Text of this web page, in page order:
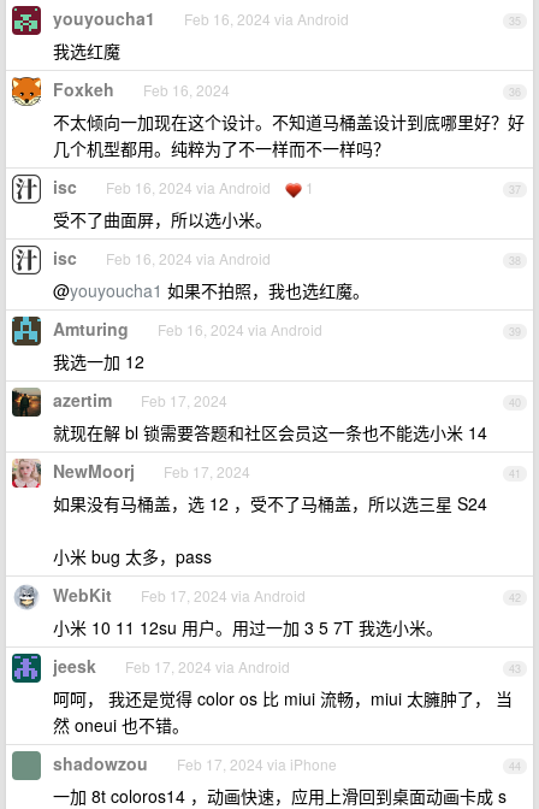
35
youyoucha1 Feb 16, 2024 via Android
我选红魔
36
Foxkeh Feb 16, 2024
不太倾向一加现在这个设计。不知道马桶盖设计到底哪里好？好
几个机型都用。纯粹为了不一样而不一样吗？
37
isc Feb 16, 2024 via Android 1
受不了曲面屏，所以选小米。
38
isc Feb 16, 2024 via Android
@youyoucha1 如果不拍照，我也选红魔。
39
Amturing Feb 16, 2024 via Android
我选一加 12
40
azertim Feb 17, 2024
就现在解 bl 锁需要答题和社区会员这一条也不能选小米 14
41
NewMoorj Feb 17, 2024
如果没有马桶盖，选 12 ，受不了马桶盖，所以选三星 S24
小米 bug 太多，pass
42
WebKit Feb 17, 2024 via Android
小米 10 11 12su 用户。用过一加 3 5 7T 我选小米。
43
jeesk Feb 17, 2024 via Android
呵呵， 我还是觉得 color os 比 miui 流畅，miui 太臃肿了， 当
然 oneui 也不错。
44
shadowzou Feb 17, 2024 via iPhone
一加 8t coloros14 ，动画快速，应用上滑回到桌面动画卡成 s